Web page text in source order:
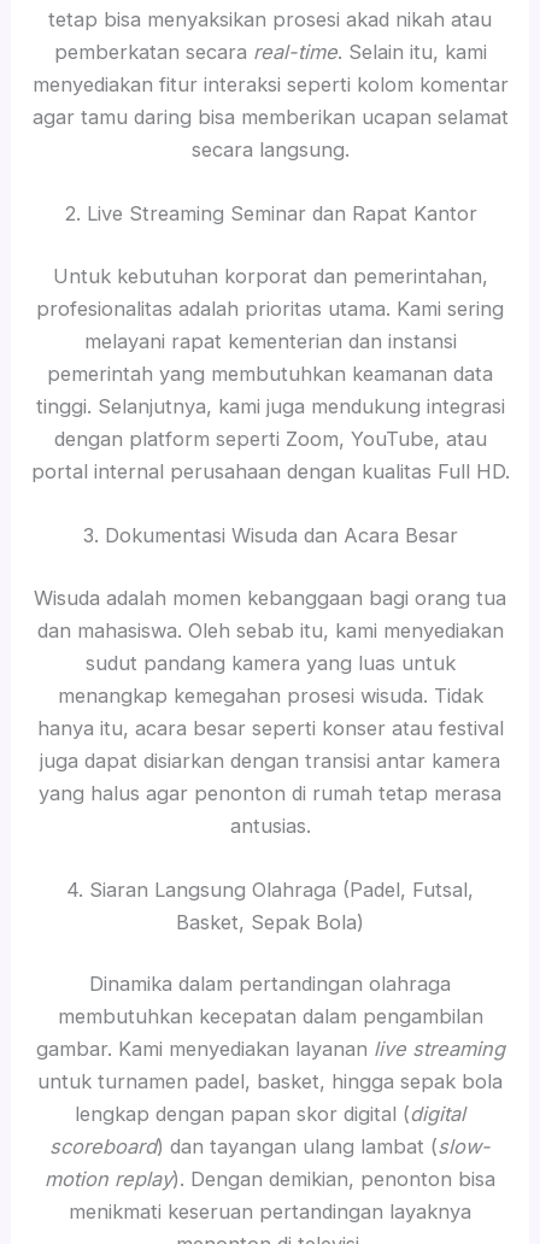
tetap bisa menyaksikan prosesi akad nikah atau
pemberkatan secara real-time. Selain itu, kami
menyediakan fitur interaksi seperti kolom komentar
agar tamu daring bisa memberikan ucapan selamat
secara langsung.
2. Live Streaming Seminar dan Rapat Kantor
Untuk kebutuhan korporat dan pemerintahan,
profesionalitas adalah prioritas utama. Kami sering
melayani rapat kementerian dan instansi
pemerintah yang membutuhkan keamanan data
tinggi. Selanjutnya, kami juga mendukung integrasi
dengan platform seperti Zoom, YouTube, atau
portal internal perusahaan dengan kualitas Full HD.
3. Dokumentasi Wisuda dan Acara Besar
Wisuda adalah momen kebanggaan bagi orang tua
dan mahasiswa. Oleh sebab itu, kami menyediakan
sudut pandang kamera yang luas untuk
menangkap kemegahan prosesi wisuda. Tidak
hanya itu, acara besar seperti konser atau festival
juga dapat disiarkan dengan transisi antar kamera
yang halus agar penonton di rumah tetap merasa
antusias.
4. Siaran Langsung Olahraga (Padel, Futsal,
Basket, Sepak Bola)
Dinamika dalam pertandingan olahraga
membutuhkan kecepatan dalam pengambilan
gambar. Kami menyediakan layanan live streaming
untuk turnamen padel, basket, hingga sepak bola
lengkap dengan papan skor digital (digital
scoreboard) dan tayangan ulang lambat (slow-
motion replay). Dengan demikian, penonton bisa
menikmati keseruan pertandingan layaknya